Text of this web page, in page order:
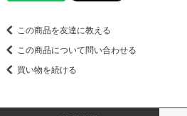
この商品を友達に教える
この商品について問い合わせる
買い物を続ける